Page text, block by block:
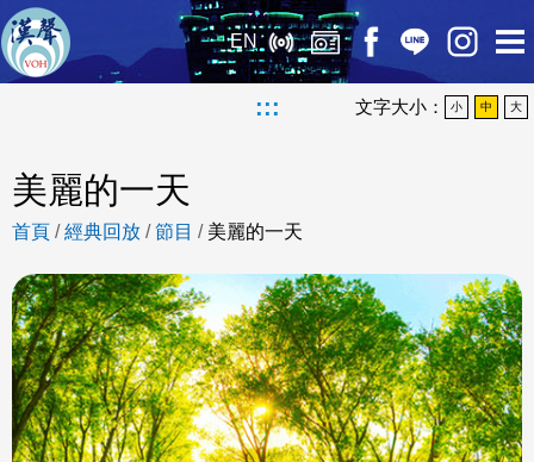
EN
::: 文字大小： 小 中 大
美麗的一天
首頁 /經典回放 /節目 / 美麗的一天